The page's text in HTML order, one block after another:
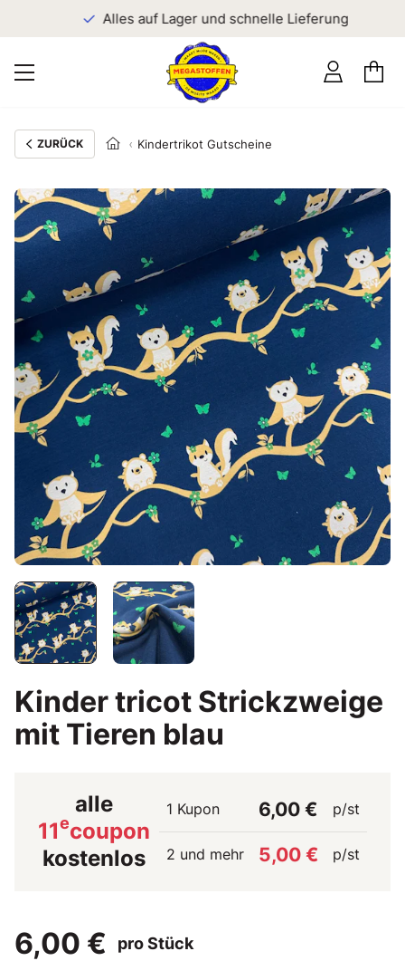
Alles auf Lager und schnelle Lieferung
ZURÜCK Kindertrikot Gutscheine
Kinder tricot Strickzweige
mit Tieren blau
alle
11ecoupon
kostenlos
1 Kupon 6,00 € p/st
2 und mehr 5,00 € p/st
6,00 € pro Stück